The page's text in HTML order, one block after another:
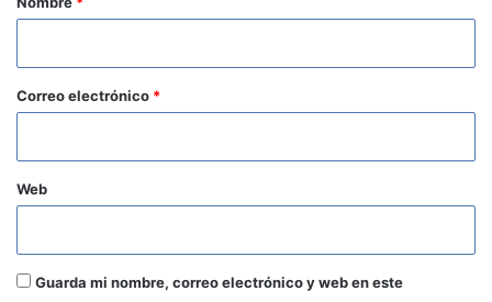
o
*
Correo electrónico *
Web
Guarda mi nombre, correo electrónico y web en este